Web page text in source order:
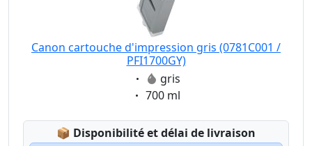
Canon cartouche d'impression gris (0781C001 /
PFI1700GY)
Eigenschaft:
gris
Eigenschaft:
700 ml
📦 Lagerstatus:
Disponibilité et délai de livraison